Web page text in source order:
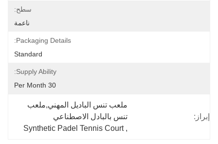
سطح:
ناعمة
Packaging Details:
Standard
Supply Ability:
30 Per Month
إبراز:
ملعب تنس الباديل المهني,ملعب
تنس بالبادل الاصطناعي
,
Synthetic Padel Tennis Court